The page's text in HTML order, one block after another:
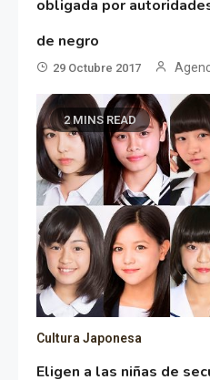
obligada por
de negro
29 Octubre 2017
2 MINS READ
Cultura Japonesa
Eligen a las niñas de